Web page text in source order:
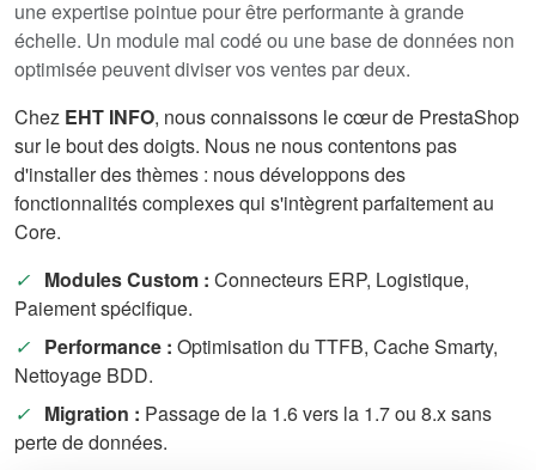
une expertise pointue pour être performante à grande
échelle. Un module mal codé ou une base de données non
optimisée peuvent diviser vos ventes par deux.
Chez EHT INFO, nous connaissons le cœur de PrestaShop
sur le bout des doigts. Nous ne nous contentons pas
d'installer des thèmes : nous développons des
fonctionnalités complexes qui s'intègrent parfaitement au
Core.
✓ Modules Custom : Connecteurs ERP, Logistique,
Paiement spécifique.
✓ Performance : Optimisation du TTFB, Cache Smarty,
Nettoyage BDD.
✓ Migration : Passage de la 1.6 vers la 1.7 ou 8.x sans
perte de données.